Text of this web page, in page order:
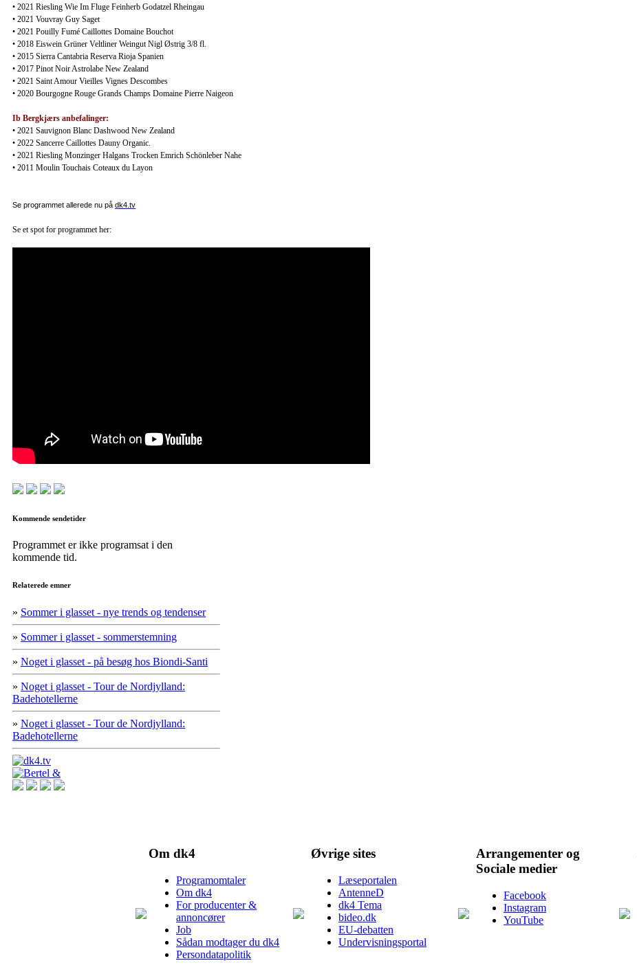
• 2021 Riesling Wie Im Fluge Feinherb Godatzel Rheingau
• 2021 Vouvray Guy Saget
• 2021 Pouilly Fumé Caillottes Domaine Bouchot
• 2018 Eiswein Grüner Veltliner Weingut Nigl Østrig 3/8 fl.
• 2015 Sierra Cantabria Reserva Rioja Spanien
• 2017 Pinot Noir Astrolabe New Zealand
• 2021 Saint Amour Vieilles Vignes Descombes
• 2020 Bourgogne Rouge Grands Champs Domaine Pierre Naigeon
Ib Bergkjærs anbefalinger:
• 2021 Sauvignon Blanc Dashwood New Zealand
• 2022 Sancerre Caillottes Dauny Organic.
• 2021 Riesling Monzinger Halgans Trocken Emrich Schönleber Nahe
• 2011 Moulin Touchais Coteaux du Layon
Se programmet allerede nu på dk4.tv
Se et spot for programmet her:
Kommende sendetider
Programmet er ikke programsat i den
kommende tid.
Relaterede emner
» Sommer i glasset - nye trends og tendenser
» Sommer i glasset - sommerstemning
» Noget i glasset - på besøg hos Biondi-Santi
» Noget i glasset - Tour de Nordjylland:
Badehotellerne
» Noget i glasset - Tour de Nordjylland:
Badehotellerne
Om dk4
Programomtaler
Om dk4
For producenter &
annoncører
Job
Sådan modtager du dk4
Persondatapolitik
Øvrige sites
Læseportalen
AntenneD
dk4 Tema
bideo.dk
EU-debatten
Undervisningsportal
Arrangementer og
Sociale medier
Facebook
Instagram
YouTube